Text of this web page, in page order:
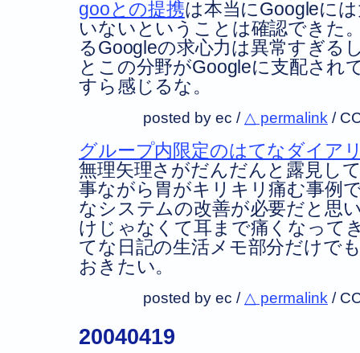
gooとの提携は本当にGoogleに
いないということは確認できた
るGoogleの求心力は異常すぎる
とこの分野がGoogleに支配され
すら感じるな。
posted by ec / △ permalink /
グループ内限定のはてなダイア
無理矢理さがだんだんと露見し
事ながら胃がキリキリ痛む事例
なシステムの改善が必要だと思
けじゃなくて耳まで痛くなって
てな日記の生活メモ部分だけで
おきたい。
posted by ec / △ permalink /
20040419